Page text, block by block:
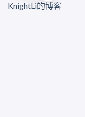
KnightLi的博客